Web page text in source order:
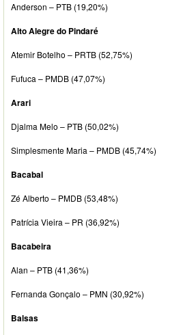
Anderson – PTB (19,20%)
Alto Alegre do Pindaré
Atemir Botelho – PRTB (52,75%)
Fufuca – PMDB (47,07%)
Arari
Djalma Melo – PTB (50,02%)
Simplesmente Maria – PMDB (45,74%)
Bacabal
Zé Alberto – PMDB (53,48%)
Patrícia Vieira – PR (36,92%)
Bacabeira
Alan – PTB (41,36%)
Fernanda Gonçalo – PMN (30,92%)
Balsas